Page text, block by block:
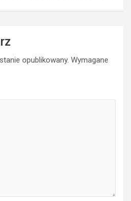
opublikowany. Wymagane